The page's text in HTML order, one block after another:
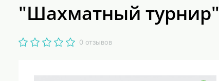
"Шахматный турнир"
0 отзывов